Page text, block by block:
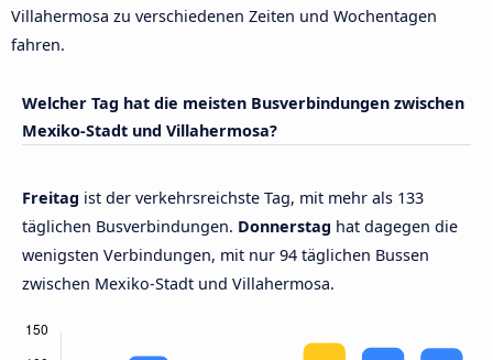
Villahermosa zu verschiedenen Zeiten und Wochentagen
fahren.
Welcher Tag hat die meisten Busverbindungen zwischen
Mexiko-Stadt und Villahermosa?
Freitag ist der verkehrsreichste Tag, mit mehr als 133
täglichen Busverbindungen. Donnerstag hat dagegen die
wenigsten Verbindungen, mit nur 94 täglichen Bussen
zwischen Mexiko-Stadt und Villahermosa.